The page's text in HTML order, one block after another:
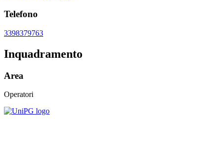
Telefono
3398379763
Inquadramento
Area
Operatori